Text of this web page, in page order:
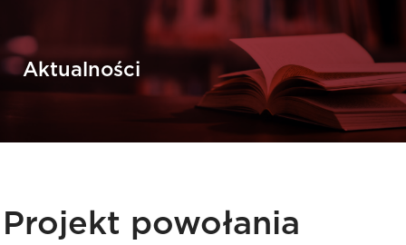
Aktualności
Projekt powołania